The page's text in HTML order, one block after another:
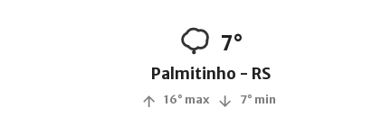
7°
Palmitinho - RS
16° max 7° min